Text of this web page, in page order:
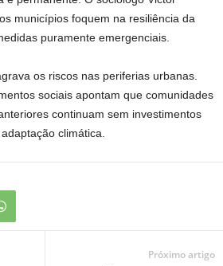
municípios foquem na resiliência da
puramente emergenciais.
os riscos nas periferias urbanas.
sociais apontam que comunidades
continuam sem investimentos
climática.
Próximo artigo